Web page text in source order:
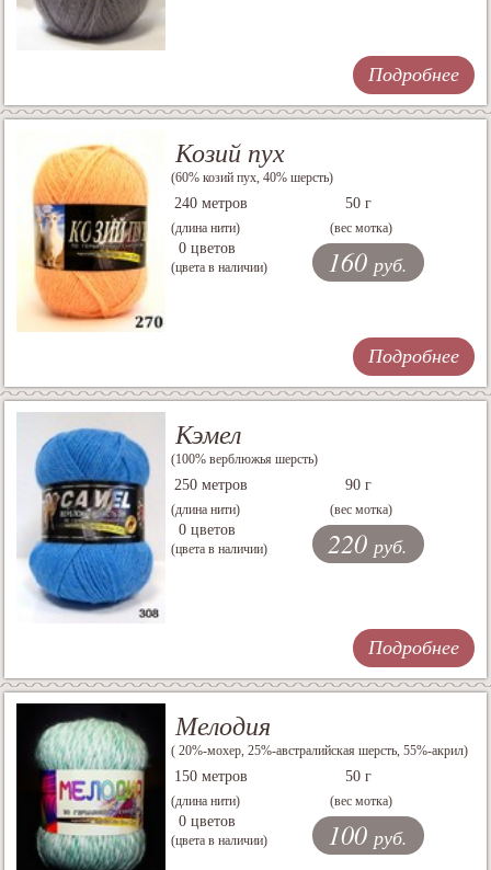
Подробнее
Козий пух
(60% козий пух, 40% шерсть)
240 метров
(длина нити)
50 г
(вес мотка)
0 цветов
(цвета в наличии) 160 руб.
Подробнее
Кэмел
(100% верблюжья шерсть)
250 метров
(длина нити)
90 г
(вес мотка)
0 цветов
(цвета в наличии) 220руб.
Подробнее
Мелодия
( 20%-мохер, 25%-австралийская шерсть, 55%-акрил)
150 метров
(длина нити)
50 г
(вес мотка)
0 цветов
(цвета в наличии) 100 руб.